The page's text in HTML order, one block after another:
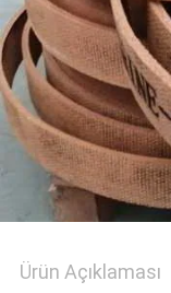
Ürün Açıklaması